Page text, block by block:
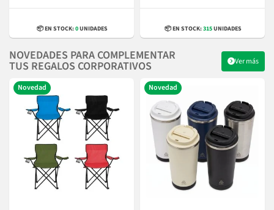
📦 EN STOCK:0UNIDADES 📦 EN STOCK:315UNIDADES
NOVEDADES PARA COMPLEMENTAR
TUS REGALOS CORPORATIVOS Ver más
Novedad Novedad